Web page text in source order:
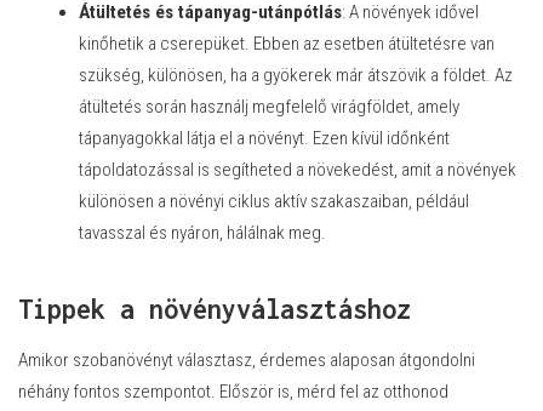
Átültetés és tápanyag-utánpótlás: A növények idővel
kinőhetik a cserepüket. Ebben az esetben átültetésre van
szükség, különösen, ha a gyökerek már átszövik a földet. Az
átültetés során használj megfelelő virágföldet, amely
tápanyagokkal látja el a növényt. Ezen kívül időnként
tápoldatozással is segítheted a növekedést, amit a növények
különösen a növényi ciklus aktív szakaszaiban, például
tavasszal és nyáron, hálálnak meg.
Tippek a növényválasztáshoz
Amikor szobanövényt választasz, érdemes alaposan átgondolni
néhány fontos szempontot. Először is, mérd fel az otthonod